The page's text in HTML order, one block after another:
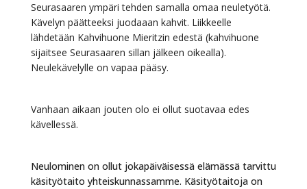
Seurasaaren ympäri tehden samalla omaa neuletyötä.
Kävelyn päätteeksi juodaaan kahvit. Liikkeelle
lähdetään Kahvihuone Mieritzin edestä (kahvihuone
sijaitsee Seurasaaren sillan jälkeen oikealla).
Neulekävelylle on vapaa pääsy.
Vanhaan aikaan jouten olo ei ollut suotavaa edes
kävellessä.
Neulominen on ollut jokapäiväisessä elämässä tarvittu
käsityötaito yhteiskunnassamme. Käsityötaitoja on